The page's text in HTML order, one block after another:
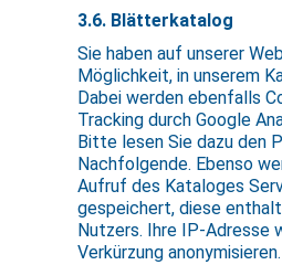
3.6. Blätterkatalog
Sie haben auf unserer
Möglichkeit, in unserem
Dabei werden ebenfalls
Tracking durch Google
Bitte lesen Sie dazu den
Nachfolgende. Ebenso
Aufruf des Kataloges
gespeichert, diese
Nutzers. Ihre IP-Adresse
Verkürzung anonymisieren.